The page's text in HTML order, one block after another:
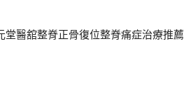
堂醫舘整脊正骨復位整脊痛症治療推薦